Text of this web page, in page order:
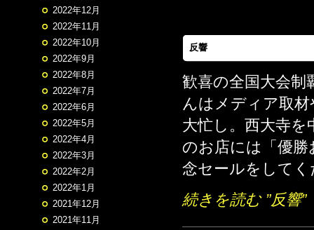
2022年12月
2022年11月
2022年10月
2022年9月
2022年8月
2022年7月
2022年6月
2022年5月
2022年4月
2022年3月
2022年2月
2022年1月
2021年12月
2021年11月
反響
歓喜の全国大会制
んはメディア取
大忙し。西大寺を
のお店には「優
念セールをしてく
続きを読む ”反響”